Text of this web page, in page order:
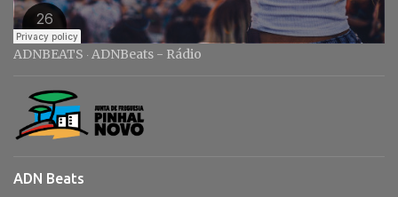
ADNBEATS · ADNBeats - Rádio
ADN Beats